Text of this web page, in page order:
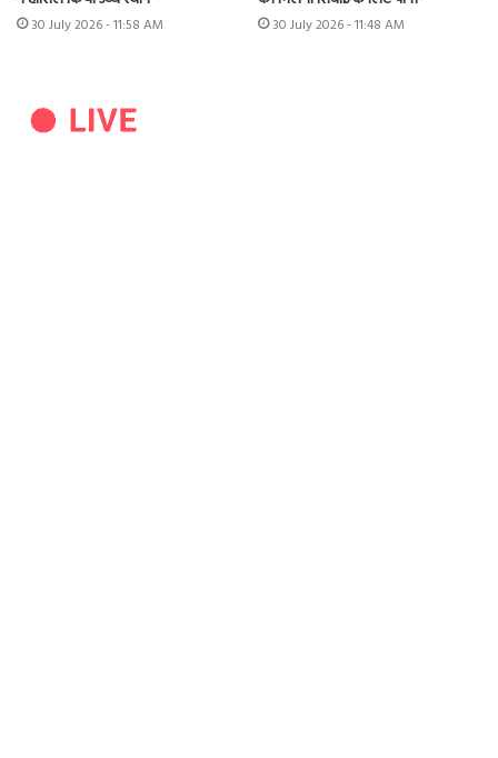
30 July 2026 - 11:58 AM 30 July 2026 - 11:48 AM